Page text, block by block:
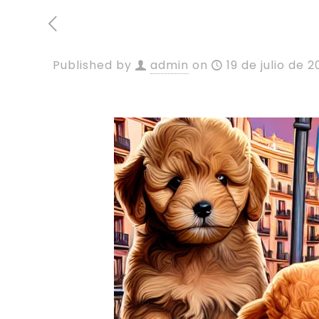
Published by admin on 19 de julio de